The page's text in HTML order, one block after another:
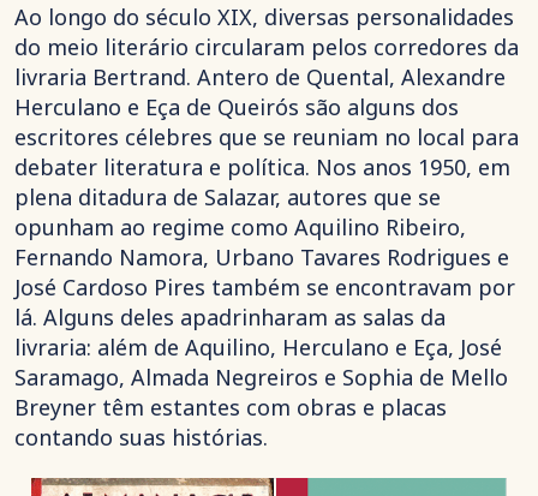
Ao longo do século XIX, diversas personalidades
do meio literário circularam pelos corredores da
livraria Bertrand. Antero de Quental, Alexandre
Herculano e Eça de Queirós são alguns dos
escritores célebres que se reuniam no local para
debater literatura e política. Nos anos 1950, em
plena ditadura de Salazar, autores que se
opunham ao regime como Aquilino Ribeiro,
Fernando Namora, Urbano Tavares Rodrigues e
José Cardoso Pires também se encontravam por
lá. Alguns deles apadrinharam as salas da
livraria: além de Aquilino, Herculano e Eça, José
Saramago, Almada Negreiros e Sophia de Mello
Breyner têm estantes com obras e placas
contando suas histórias.